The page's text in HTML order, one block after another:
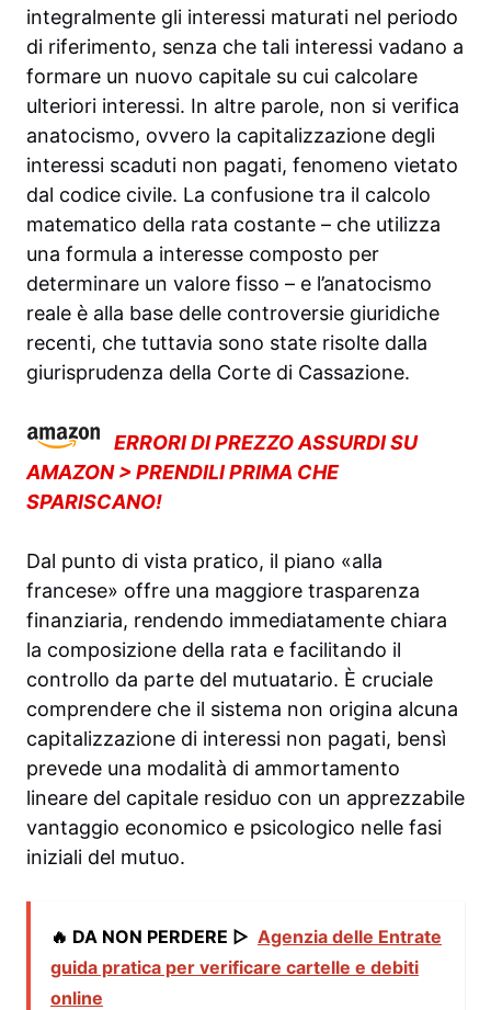
integralmente gli interessi maturati nel periodo
di riferimento, senza che tali interessi vadano a
formare un nuovo capitale su cui calcolare
ulteriori interessi. In altre parole, non si verifica
anatocismo, ovvero la capitalizzazione degli
interessi scaduti non pagati, fenomeno vietato
dal codice civile. La confusione tra il calcolo
matematico della rata costante – che utilizza
una formula a interesse composto per
determinare un valore fisso – e l’anatocismo
reale è alla base delle controversie giuridiche
recenti, che tuttavia sono state risolte dalla
giurisprudenza della Corte di Cassazione.
ERRORI DI PREZZO ASSURDI SU
AMAZON > PRENDILI PRIMA CHE
SPARISCANO!
Dal punto di vista pratico, il piano «alla
francese» offre una maggiore trasparenza
finanziaria, rendendo immediatamente chiara
la composizione della rata e facilitando il
controllo da parte del mutuatario. È cruciale
comprendere che il sistema non origina alcuna
capitalizzazione di interessi non pagati, bensì
prevede una modalità di ammortamento
lineare del capitale residuo con un apprezzabile
vantaggio economico e psicologico nelle fasi
iniziali del mutuo.
🔥 DA NON PERDERE ▷ Agenzia delle Entrate
guida pratica per verificare cartelle e debiti
online